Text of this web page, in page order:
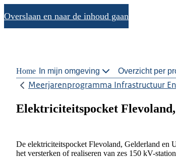
Overslaan en naar de inhoud gaan
Home In mijn omgeving Overzicht per
Meerjarenprogramma Infrastructuur
Elektriciteitspocket
De elektriciteitspocket Flevoland, Gelderland en
het versterken of realiseren van zes 150 kV-